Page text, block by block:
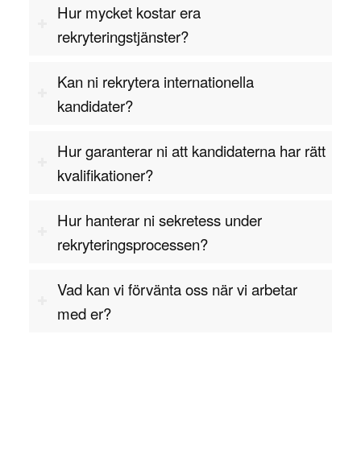
Hur mycket kostar era
rekryteringstjänster?
Kan ni rekrytera internationella
kandidater?
Hur garanterar ni att kandidaterna har rätt
kvalifikationer?
Hur hanterar ni sekretess under
rekryteringsprocessen?
Vad kan vi förvänta oss när vi arbetar
med er?